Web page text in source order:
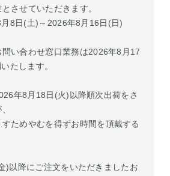
させていただきます。
8日(土)～2026年8月16日(日)
い合わせ窓口業務は2026年8月17
たします。
年8月18日(火)以降順次出荷をさ
ためやむを得ずお時間を頂戴する
以降にご注文をいただきましたお